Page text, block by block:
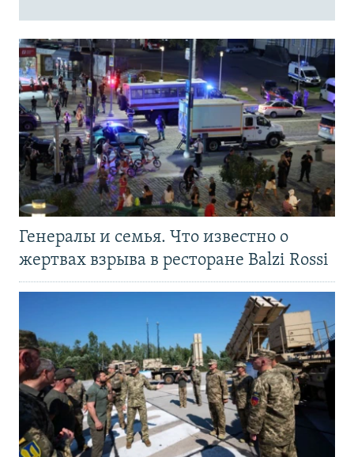
Генералы и семья. Что известно о
жертвах взрыва в ресторане Balzi Rossi